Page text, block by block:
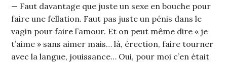
— Faut davantage que juste un sexe en bouche pour
faire une fellation. Faut pas juste un pénis dans le
vagin pour faire l’amour. Et on peut même dire « je
t’aime » sans aimer mais… là, érection, faire tourner
avec la langue, jouissance… Oui, pour moi c’en était